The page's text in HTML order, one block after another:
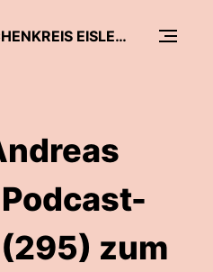
PODCAST KIRCHENKREIS EISLEBEN-SÖMMERDA
zum